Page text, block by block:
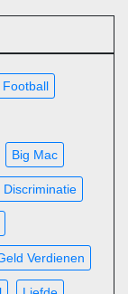
Big Mac
Discriminatie
Verdienen